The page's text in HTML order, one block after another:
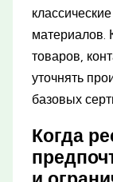
материалов.
товаров,
уточнять
базовых
Когда